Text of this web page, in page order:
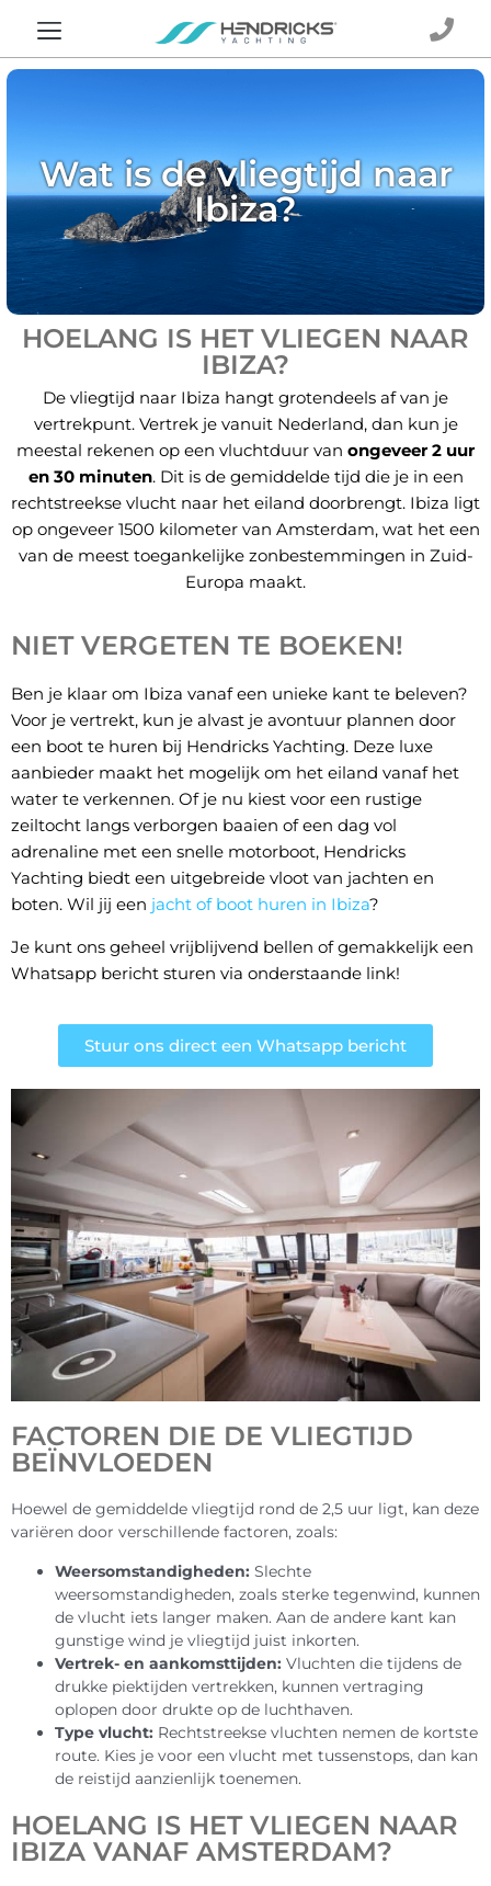
Wat is de vliegtijd naar
Ibiza?
HOELANG IS HET VLIEGEN NAAR
IBIZA?
De vliegtijd naar Ibiza hangt grotendeels af van je
vertrekpunt. Vertrek je vanuit Nederland, dan kun je
meestal rekenen op een vluchtduur van ongeveer 2 uur
en 30 minuten. Dit is de gemiddelde tijd die je in een
rechtstreekse vlucht naar het eiland doorbrengt. Ibiza ligt
op ongeveer 1500 kilometer van Amsterdam, wat het een
van de meest toegankelijke zonbestemmingen in Zuid-
Europa maakt.
NIET VERGETEN TE BOEKEN!
Ben je klaar om Ibiza vanaf een unieke kant te beleven?
Voor je vertrekt, kun je alvast je avontuur plannen door
een boot te huren bij Hendricks Yachting. Deze luxe
aanbieder maakt het mogelijk om het eiland vanaf het
water te verkennen. Of je nu kiest voor een rustige
zeiltocht langs verborgen baaien of een dag vol
adrenaline met een snelle motorboot, Hendricks
Yachting biedt een uitgebreide vloot van jachten en
boten. Wil jij een jacht of boot huren in Ibiza?
Je kunt ons geheel vrijblijvend bellen of gemakkelijk een
Whatsapp bericht sturen via onderstaande link!
Stuur ons direct een Whatsapp bericht
FACTOREN DIE DE VLIEGTIJD
BEÏNVLOEDEN
Hoewel de gemiddelde vliegtijd rond de 2,5 uur ligt, kan deze
variëren door verschillende factoren, zoals:
Weersomstandigheden: Slechte
weersomstandigheden, zoals sterke tegenwind, kunnen
de vlucht iets langer maken. Aan de andere kant kan
gunstige wind je vliegtijd juist inkorten.
Vertrek- en aankomsttijden: Vluchten die tijdens de
drukke piektijden vertrekken, kunnen vertraging
oplopen door drukte op de luchthaven.
Type vlucht: Rechtstreekse vluchten nemen de kortste
route. Kies je voor een vlucht met tussenstops, dan kan
de reistijd aanzienlijk toenemen.
HOELANG IS HET VLIEGEN NAAR
IBIZA VANAF AMSTERDAM?